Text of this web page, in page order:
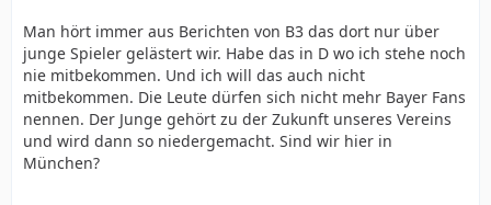
Man hört immer aus Berichten von B3 das dort nur über
junge Spieler gelästert wir. Habe das in D wo ich stehe noch
nie mitbekommen. Und ich will das auch nicht
mitbekommen. Die Leute dürfen sich nicht mehr Bayer Fans
nennen. Der Junge gehört zu der Zukunft unseres Vereins
und wird dann so niedergemacht. Sind wir hier in
München?